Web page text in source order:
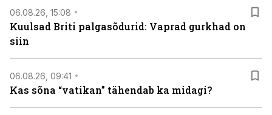
06.08.26, 15:08
Kuulsad Briti palgasõdurid: Vaprad gurkhad on
siin
06.08.26, 09:41
Kas sõna “vatikan” tähendab ka midagi?